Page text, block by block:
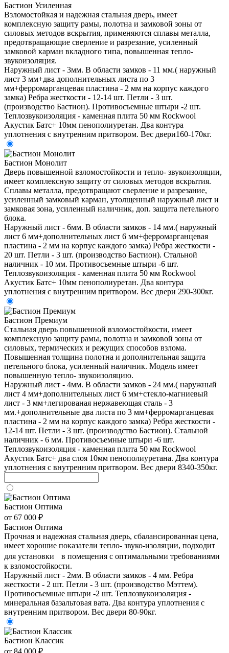
Бастион Усиленная
Взломостойкая и надежная стальная дверь, имеет
комплексную защиту рамы, полотна и замковой зоны от
силовых методов вскрытия, применяются сплавы металла,
предотвращающие сверление и разрезание, усиленный
замковой карман вкладного типа, повышенная тепло-
звукоизоляция.
Наружный лист - 3мм. В области замков - 11 мм.( наружный
лист 3 мм+два дополнительных листа по 3
мм+ферромарганцевая пластина - 2 мм на корпус каждого
замка) Ребра жесткости - 12-14 шт. Петли - 3 шт.
(производство Бастион). Противосъемные штыри -2 шт.
Теплозвукоизоляция - каменная плита 50 мм Rockwool
Акустик Батс+ 10мм пенополиуретан. Два контура
уплотнения с внутренним притвором. Вес двери160-170кг.
Бастион Монолит
Дверь повышенной взломостойкости и тепло- звукоизоляции,
имеет комплексную защиту от силовых методов вскрытия.
Сплавы металла, предотвращают сверление и разрезание,
усиленный замковый карман, утолщенный наружный лист и
замковая зона, усиленный наличник, доп. защита петельного
блока.
Наружный лист - 6мм. В области замков - 14 мм.( наружный
лист 6 мм+дополнительных лист 6 мм+ферромарганцевая
пластина - 2 мм на корпус каждого замка) Ребра жесткости -
20 шт. Петли - 3 шт. (производство Бастион). Стальной
наличник - 10 мм. Противосъемные штыри -6 шт.
Теплозвукоизоляция - каменная плита 50 мм Rockwool
Акустик Батс+ 10мм пенополиуретан. Два контура
уплотнения с внутренним притвором. Вес двери 290-300кг.
Бастион Премиум
Стальная дверь повышенной взломостойкости, имеет
комплексную защиту рамы, полотна и замковой зоны от
силовых, термических и режущих способов взлома.
Повышенная толщина полотна и дополнительная защита
петельного блока, усиленный наличник. Модель имеет
повышенную тепло- звукоизоляцию.
Наружный лист - 4мм. В области замков - 24 мм.( наружный
лист 4 мм+дополнительных лист 6 мм+стекло-магниевый
лист - 3 мм+легированая нержавеющая сталь - 3
мм.+дополнительные два листа по 3 мм+ферромарганцевая
пластина - 2 мм на корпус каждого замка) Ребра жесткости -
12-14 шт. Петли - 3 шт. (производство Бастион). Стальной
наличник - 6 мм. Противосъемные штыри -6 шт.
Теплозвукоизоляция - каменная плита 50 мм Rockwool
Акустик Батс+ два слоя 10мм пенополиуретана. Два контура
уплотнения с внутренним притвором. Вес двери 8340-350кг.
Бастион Оптима
от 67 000 ₽
Бастион Оптима
Прочная и надежная стальная дверь, сбалансированная цена,
имеет хорошие показатели тепло- звуко-изоляции, подходит
для установки в помещения с оптимальными требованиями
к взломостойкости.
Наружный лист - 2мм. В области замков - 4 мм. Ребра
жесткости - 2 шт. Петли - 3 шт. (производство Мэттем).
Противосъемные штыри -2 шт. Теплозвукоизоляция -
минеральная базальтовая вата. Два контура уплотнения с
внутренним притвором. Вес двери 80-90кг.
Бастион Классик
от 84 000 ₽